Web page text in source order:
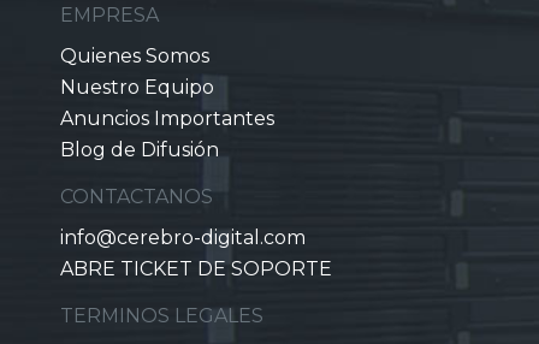
EMPRESA
Quienes Somos
Nuestro Equipo
Anuncios Importantes
Blog de Difusión
CONTACTANOS
info@cerebro-digital.com
ABRE TICKET DE SOPORTE
TERMINOS LEGALES